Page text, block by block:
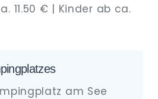
11.50 € | Kinder ab ca.
am See